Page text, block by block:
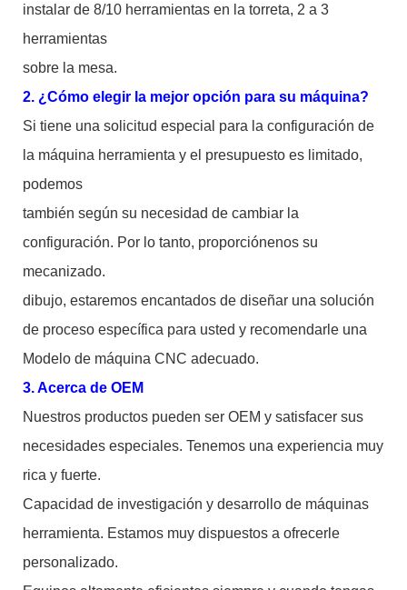
instalar de 8/10 herramientas en la torreta, 2 a 3
herramientas
sobre la mesa.
2. ¿Cómo elegir la mejor opción para su máquina?
Si tiene una solicitud especial para la configuración de
la máquina herramienta y el presupuesto es limitado,
podemos
también según su necesidad de cambiar la
configuración. Por lo tanto, proporciónenos su
mecanizado.
dibujo, estaremos encantados de diseñar una solución
de proceso específica para usted y recomendarle una
Modelo de máquina CNC adecuado.
3. Acerca de OEM
Nuestros productos pueden ser OEM y satisfacer sus
necesidades especiales. Tenemos una experiencia muy
rica y fuerte.
Capacidad de investigación y desarrollo de máquinas
herramienta. Estamos muy dispuestos a ofrecerle
personalizado.